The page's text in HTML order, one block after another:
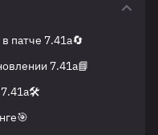
патче 7.41a🔄
7.41a📘
7.41a🛠️